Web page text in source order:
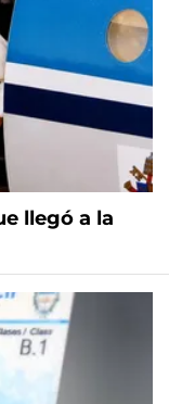
llegó a la